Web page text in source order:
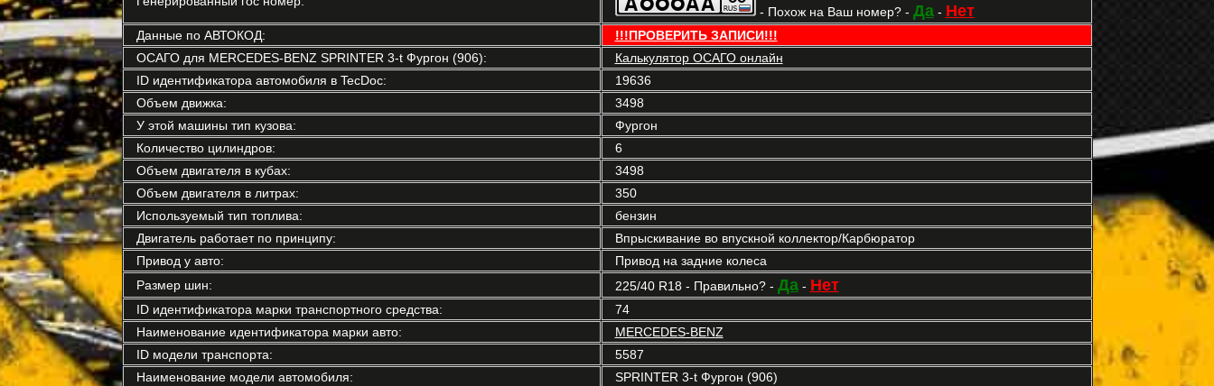
- Похож на Ваш номер? - Да- Нет
Данные по АВТОКОД:
!!!ПРОВЕРИТЬ ЗАПИСИ!!!
ОСАГО для MERCEDES-BENZ SPRINTER 3-t Фургон (906):
Калькулятор ОСАГО онлайн
ID идентификатора автомобиля в TecDoc:
19636
Объем движка:
3498
У этой машины тип кузова:
Фургон
Количество цилиндров:
6
Объем двигателя в кубах:
3498
Объем двигателя в литрах:
350
Используемый тип топлива:
бензин
Двигатель работает по принципу:
Впрыскивание во впускной коллектор/Карбюратор
Привод у авто:
Привод на задние колеса
Размер шин:
225/40 R18 - Правильно? - Да- Нет
ID идентификатора марки транспортного средства:
74
Наименование идентификатора марки авто:
MERCEDES-BENZ
ID модели транспорта:
5587
Наименование модели автомобиля:
SPRINTER 3-t Фургон (906)